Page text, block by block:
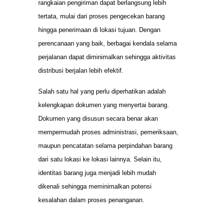
rangkaian pengiriman dapat berlangsung lebih
tertata, mulai dari proses pengecekan barang
hingga penerimaan di lokasi tujuan. Dengan
perencanaan yang baik, berbagai kendala selama
perjalanan dapat diminimalkan sehingga aktivitas
distribusi berjalan lebih efektif.
Salah satu hal yang perlu diperhatikan adalah
kelengkapan dokumen yang menyertai barang.
Dokumen yang disusun secara benar akan
mempermudah proses administrasi, pemeriksaan,
maupun pencatatan selama perpindahan barang
dari satu lokasi ke lokasi lainnya. Selain itu,
identitas barang juga menjadi lebih mudah
dikenali sehingga meminimalkan potensi
kesalahan dalam proses penanganan.